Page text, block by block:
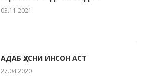
03.11.2021
АДАБ ҲУСНИ ИНСОН АСТ
27.04.2020